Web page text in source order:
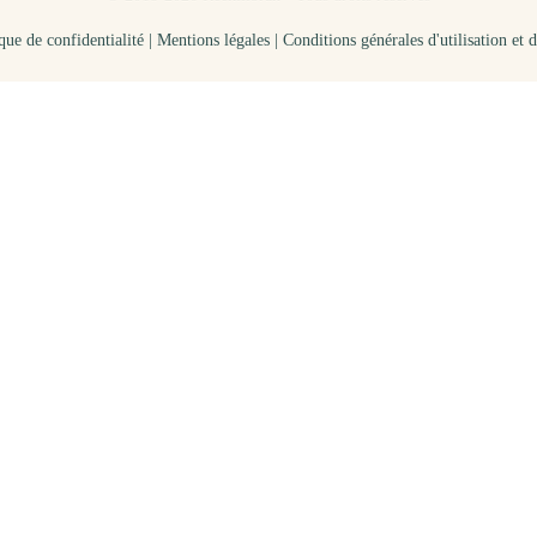
de confidentialité | Mentions légales Conditions générales d'utilisation et